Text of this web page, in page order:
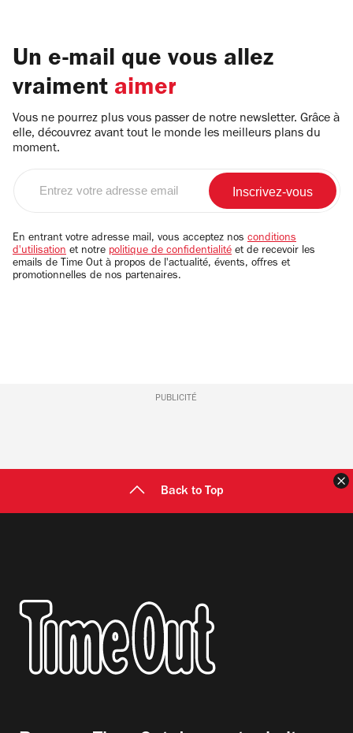
Un e-mail que vous allez
vraiment aimer
Vous ne pourrez plus vous passer de notre newsletter. Grâce à
elle, découvrez avant tout le monde les meilleurs plans du
moment.
email
En entrant votre adresse mail, vous acceptez nos conditions
d'utilisation et notre politique de confidentialité et de recevoir les
emails de Time Out à propos de l'actualité, évents, offres et
promotionnelles de nos partenaires.
PUBLICITÉ
Back to Top